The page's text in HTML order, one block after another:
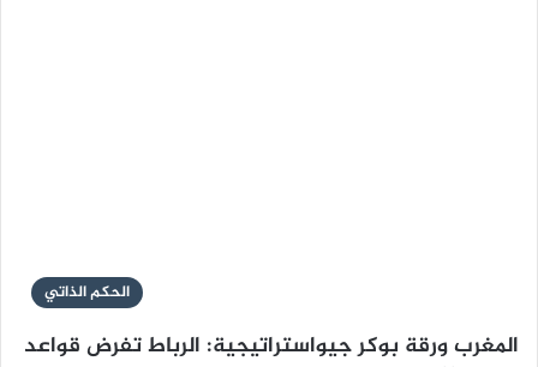
الحكم الذاتي
المغرب ورقة بوكر جيواستراتيجية: الرباط تفرض قواعد